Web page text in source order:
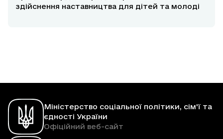
здійснення наставництва для дітей та молоді
Міністерство соціальної політики, сім'ї та
єдності України
Офіційний веб-сайт